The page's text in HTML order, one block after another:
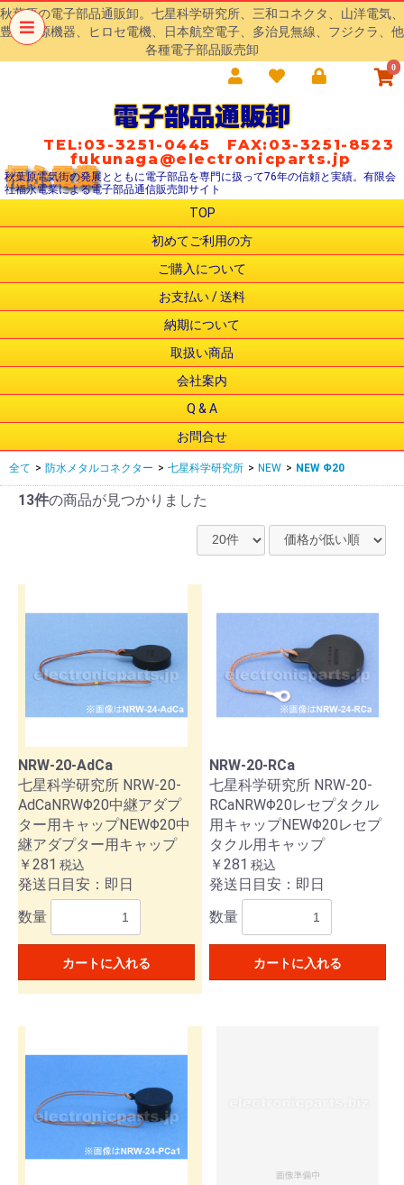
秋葉原の電子部品通販卸。七星科学研究所、三和コネクタ、山洋電気、
豊澄電源機器、ヒロセ電機、日本航空電子、多治見無線、フジクラ、他
各種電子部品販売卸
0
電子部品通販卸
TEL:03-3251-0445 FAX:03-3251-8523
fukunaga@electronicparts.jp
秋葉原電気街の発展とともに電子部品を専門に扱って76年の信頼と実績。有限会
社福永電業による電子部品通信販売卸サイト
TOP
初めてご利用の方
ご購入について
お支払い / 送料
納期について
取扱い商品
会社案内
Q & A
お問合せ
全て > 防水メタルコネクター > 七星科学研究所 > NEW > NEW Φ20
13件の商品が見つかりました
NRW-20-AdCa
七星科学研究所 NRW-20-
AdCaNRWΦ20中継アダプ
ター用キャップNEWΦ20中
継アダプター用キャップ
￥281 税込
発送日目安：即日
数量
カートに入れる
NRW-20-RCa
七星科学研究所 NRW-20-
RCaNRWΦ20レセプタクル
用キャップNEWΦ20レセプ
タクル用キャップ
￥281 税込
発送日目安：即日
数量
カートに入れる